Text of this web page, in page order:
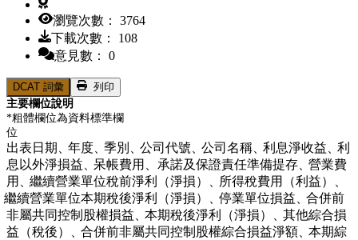
瀏覽次數： 3764
下載次數： 108
意見數： 0
DCAT 詞彙
列印
主要欄位說明
*粗體欄位為資料標準欄
位
出表日期、年度、季別、公司代號、公司名稱、利息淨收益、利
息以外淨損益、呆帳費用、承諾及保證責任準備提存、營業費
用、繼續營業單位稅前淨利（淨損）、所得稅費用（利益）、
繼續營業單位本期稅後淨利（淨損）、停業單位損益、合併前
非屬共同控制股權損益、本期稅後淨利（淨損）、其他綜合損
益（稅後）、合併前非屬共同控制股權綜合損益淨額、本期綜